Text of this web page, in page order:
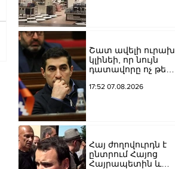
Շատ ավելի ուրախ
կլինեի, որ նույն
դատավորը ոչ թե
կարճեր քրեական
17:52 07.08.2026
Հայ ժողովուրդն է
ընտրում Հայոց
Հայրապետին և